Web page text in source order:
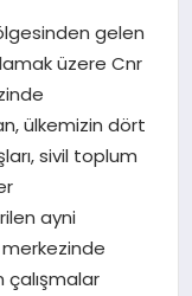
gelen
üzere Cnr
ülkemizin dört
sivil toplum
ayni
merkezinde